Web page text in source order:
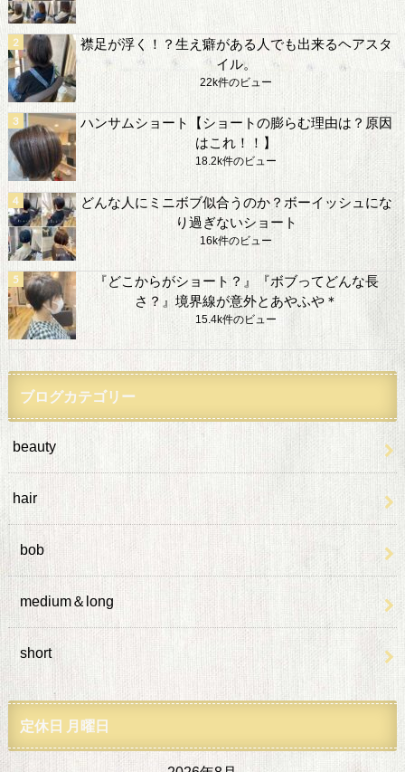
襟足が浮く！？生え癖がある人でも出来るヘアスタ
イル。
22k件のビュー
ハンサムショート【ショートの膨らむ理由は？原因
はこれ！！】
18.2k件のビュー
どんな人にミニボブ似合うのか？ボーイッシュにな
り過ぎないショート
16k件のビュー
『どこからがショート？』『ボブってどんな長
さ？』境界線が意外とあやふや＊
15.4k件のビュー
ブログカテゴリー
beauty
hair
bob
medium＆long
short
定休日 月曜日